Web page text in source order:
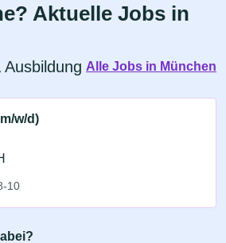
Aktuelle Jobs in
Ausbildung Alle Jobs in München
w/d)
10